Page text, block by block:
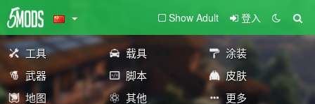
Show Adult 登入
工具 载具
涂装
武器
脚本
皮肤
地图
其他 更多